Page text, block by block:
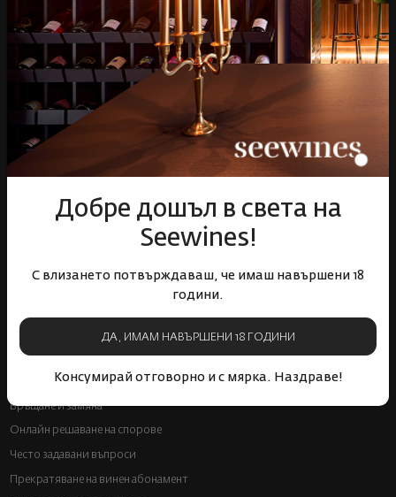
Добре дошъл в света на
Seewines!
С влизането потвърждаваш, че имаш навършени 18
години.
ДА, ИМАМ НАВЪРШЕНИ 18 ГОДИНИ
Консумирай отговорно и с мярка. Наздраве!
Спиртни
Подаръци
Аксесоари
Събития
Mystery Box
Бели вина Червени вина Розе Пенливи вина
Онлайн магазин
Политика за бисквитки
Политика за поверителност
Доставка
Връщане и замяна
Онлайн решаване на спорове
Често задавани въпроси
Прекратяване на винен абонамент